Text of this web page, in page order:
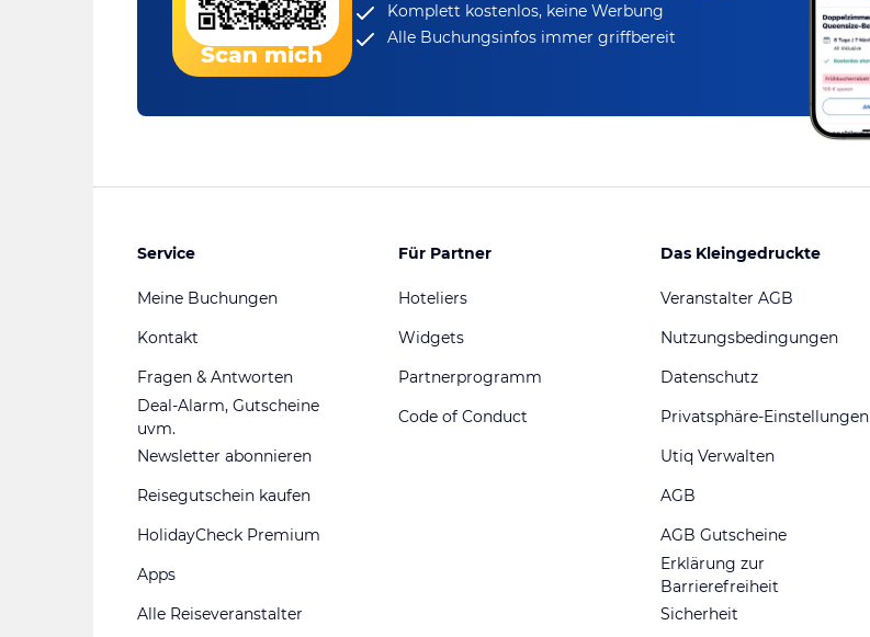
Scan mich
Komplett kostenlos, keine Werbung
Alle Buchungsinfos immer griffbereit
Service
Meine Buchungen
Kontakt
Fragen & Antworten
Deal-Alarm, Gutscheine
uvm.
Newsletter abonnieren
Reisegutschein kaufen
HolidayCheck Premium
Apps
Alle Reiseveranstalter
Für Partner
Hoteliers
Widgets
Partnerprogramm
Code of Conduct
Das Kleingedruckte
Veranstalter AGB
Nutzungsbedingungen
Datenschutz
Privatsphäre-Einstellungen
Utiq Verwalten
AGB
AGB Gutscheine
Erklärung zur
Barrierefreiheit
Sicherheit